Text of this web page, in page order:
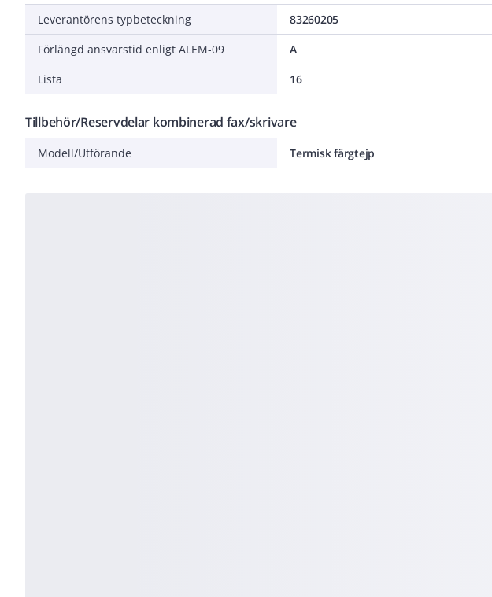
Leverantörens typbeteckning
83260205
Förlängd ansvarstid enligt ALEM-09
A
Lista
16
Tillbehör/Reservdelar kombinerad fax/skrivare
Modell/Utförande Termisk färgtejp